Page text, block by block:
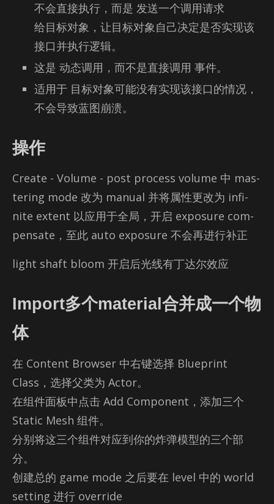
不会直接执行，而是 发送一个调用请求
给目标对象，让目标对象自己决定是否实现该
接口并执行逻辑。
这是 动态调用，而不是直接调用 事件。
适用于 目标对象可能没有实现该接口的情况，
不会导致蓝图崩溃。
操作
Cre­ate - Vol­ume - post process vol­ume 中 mas­
ter­ing mode 改为 man­ual 并将属性更改为 in­fi­
nite ex­tent 以应用于全局，开启 ex­po­sure com­
pen­sate，至此 auto ex­po­sure 不会再进行补正
light shaft bloom 开启后光线有丁达尔效应
Import多个material合并成一个物
体
在 Con­tent Browser 中右键选择 Blue­print
Class，选择父类为 Ac­tor。
在组件面板中点击 Add Com­po­nent，添加三个
Sta­tic Mesh 组件。
分别将这三个组件对应到你的炸弹模型的三个部
分。
创建总的 game mode 之后要在 level 中的 world
set­ting 进行 over­ride